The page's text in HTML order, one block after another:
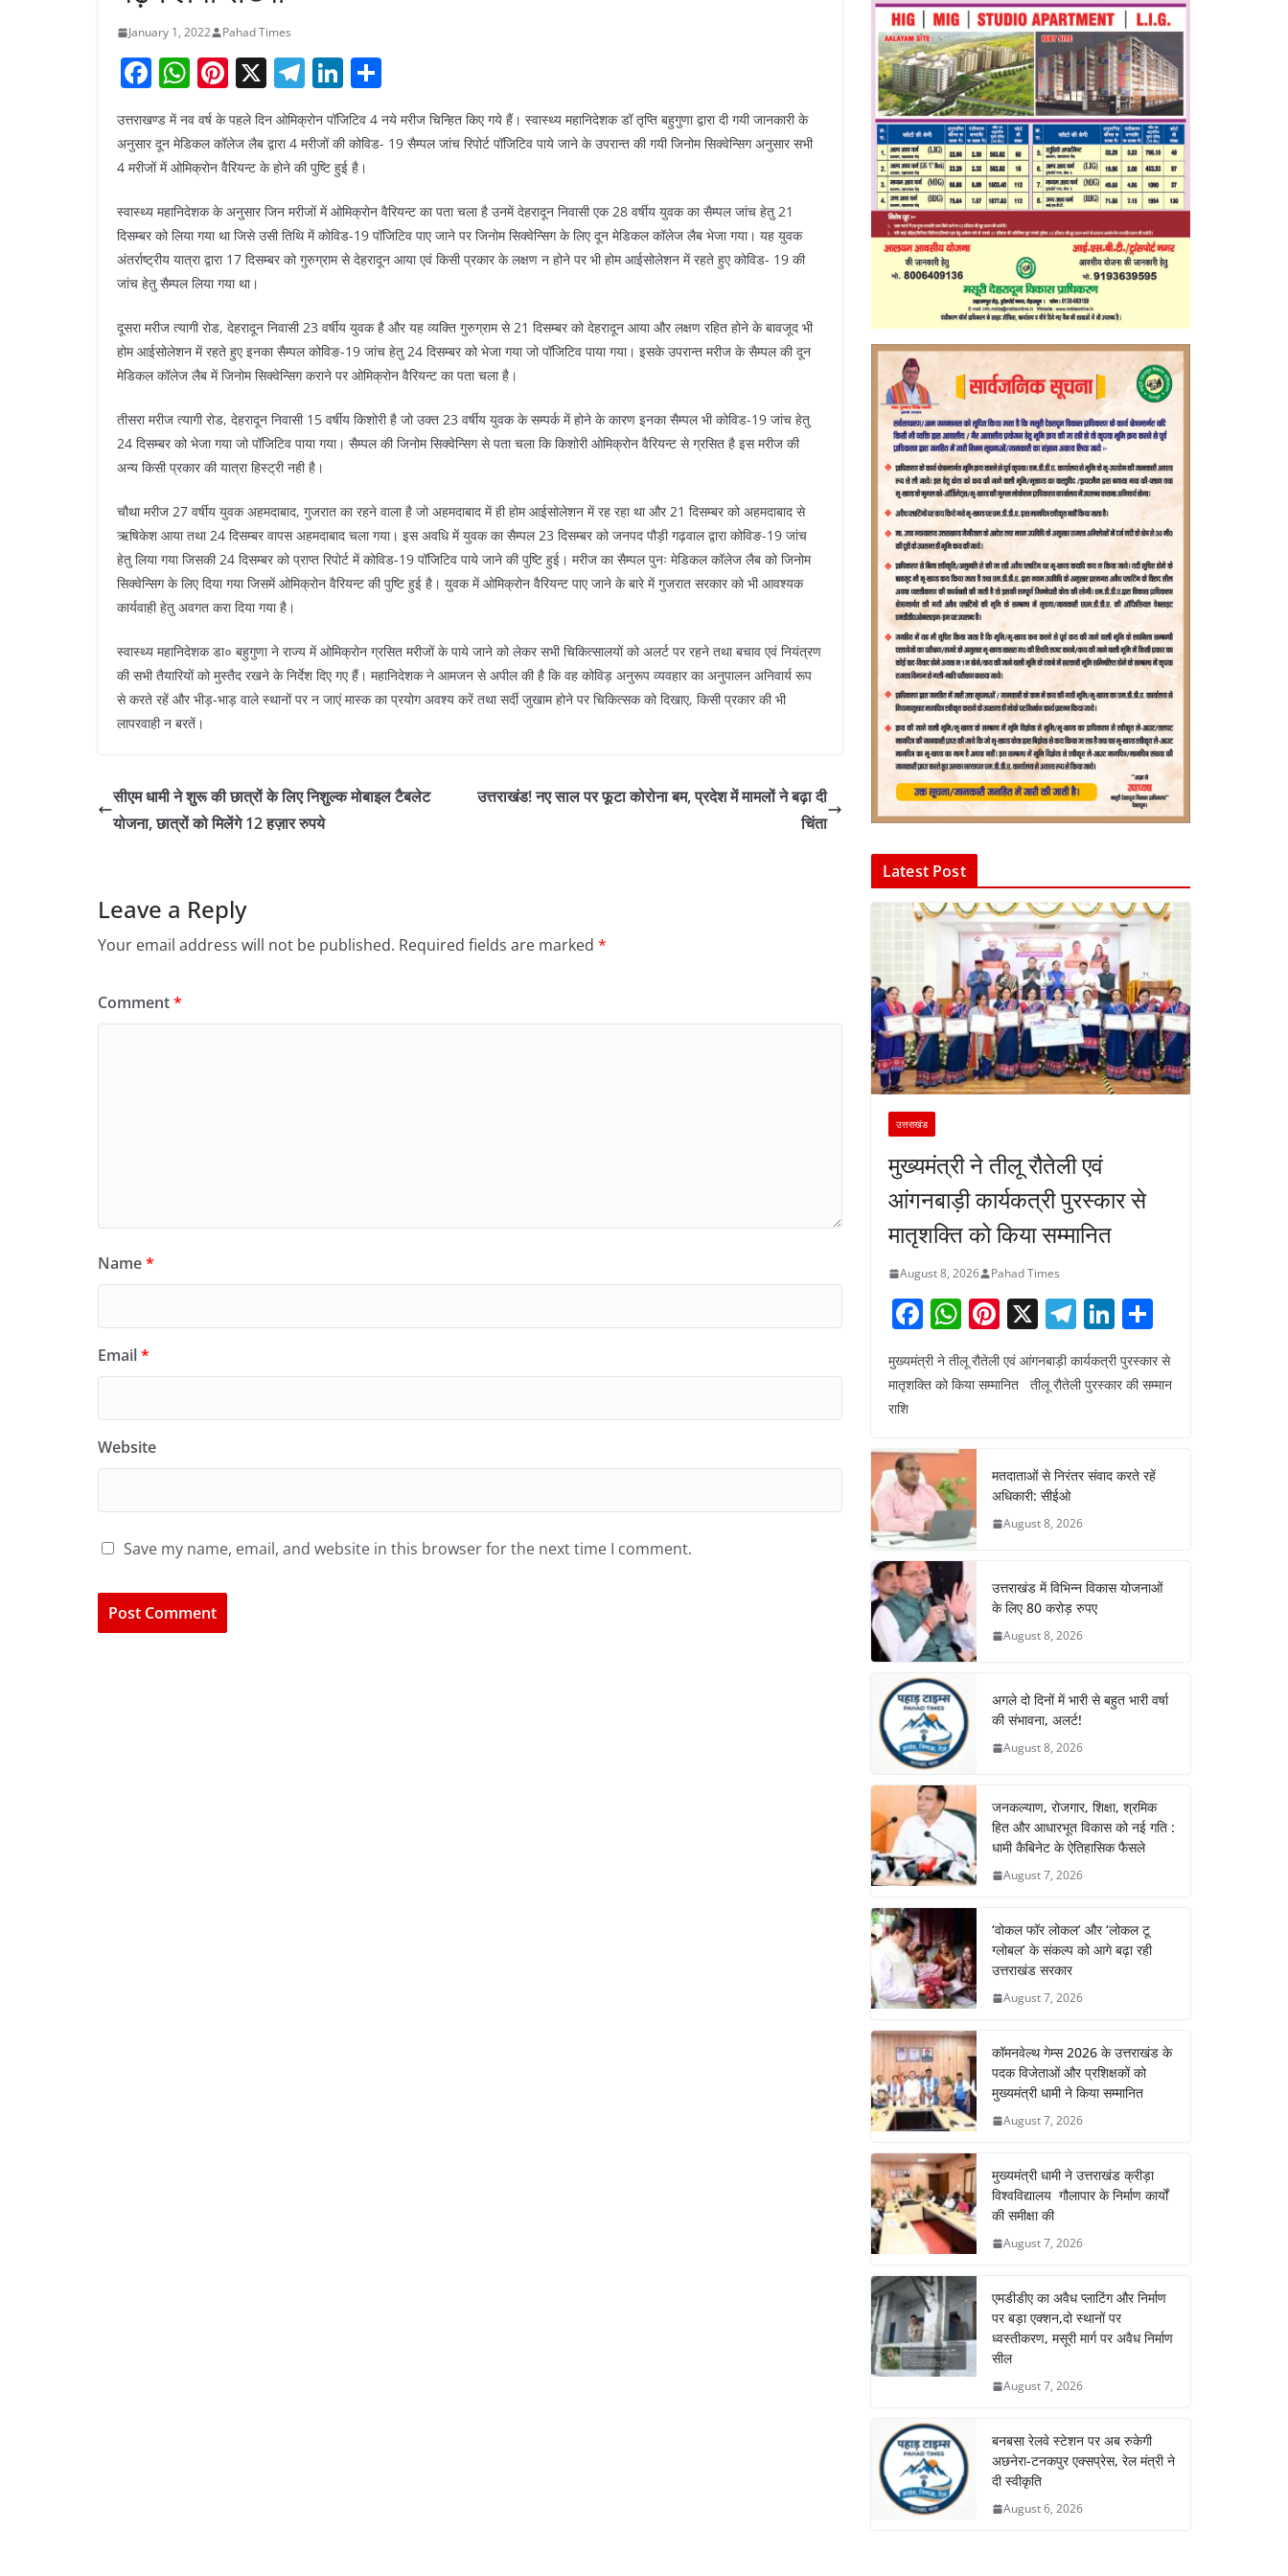
January 1, 2022 Pahad Times
F
c
e
o
o
k
W
at
s
p
p
Pi
nt
er
e
X T
el
e
gr
a
m
Li
n
k
e
dI
n
h
ar
उत्तराखण्ड में नव वर्ष के पहले दिन ओमिक्रोन पॉजिटिव 4 नये मरीज चिन्हित किए गये हैं। स्वास्थ्य महानिदेशक डॉ तृप्ति बहुगुणा द्वारा दी गयी जानकारी के
अनुसार दून मेडिकल कॉलेज लैब द्वारा 4 मरीजों की कोविड- 19 सैम्पल जांच रिपोर्ट पॉजिटिव पाये जाने के उपरान्त की गयी जिनोम सिक्वेन्सिग अनुसार सभी
4 मरीजों में ओमिक्रोन वैरियन्ट के होने की पुष्टि हुई है।
स्वास्थ्य महानिदेशक के अनुसार जिन मरीजों में ओमिक्रोन वैरियन्ट का पता चला है उनमें देहरादून निवासी एक 28 वर्षीय युवक का सैम्पल जांच हेतु 21
दिसम्बर को लिया गया था जिसे उसी तिथि में कोविड-19 पॉजिटिव पाए जाने पर जिनोम सिक्वेन्सिग के लिए दून मेडिकल कॉलेज लैब भेजा गया। यह युवक
अंतर्राष्ट्रीय यात्रा द्वारा 17 दिसम्बर को गुरुग्राम से देहरादून आया एवं किसी प्रकार के लक्षण न होने पर भी होम आईसोलेशन में रहते हुए कोविड- 19 की
जांच हेतु सैम्पल लिया गया था।
दूसरा मरीज त्यागी रोड, देहरादून निवासी 23 वर्षीय युवक है और यह व्यक्ति गुरुग्राम से 21 दिसम्बर को देहरादून आया और लक्षण रहित होने के बावजूद भी
होम आईसोलेशन में रहते हुए इनका सैम्पल कोविङ-19 जांच हेतु 24 दिसम्बर को भेजा गया जो पॉजिटिव पाया गया। इसके उपरान्त मरीज के सैम्पल की दून
मेडिकल कॉलेज लैब में जिनोम सिक्वेन्सिग कराने पर ओमिक्रोन वैरियन्ट का पता चला है।
तीसरा मरीज त्यागी रोड, देहरादून निवासी 15 वर्षीय किशोरी है जो उक्त 23 वर्षीय युवक के सम्पर्क में होने के कारण इनका सैम्पल भी कोविड-19 जांच हेतु
24 दिसम्बर को भेजा गया जो पॉजिटिव पाया गया। सैम्पल की जिनोम सिक्वेन्सिग से पता चला कि किशोरी ओमिक्रोन वैरियन्ट से ग्रसित है इस मरीज की
अन्य किसी प्रकार की यात्रा हिस्ट्री नही है।
चौथा मरीज 27 वर्षीय युवक अहमदाबाद, गुजरात का रहने वाला है जो अहमदाबाद में ही होम आईसोलेशन में रह रहा था और 21 दिसम्बर को अहमदाबाद से
ऋषिकेश आया तथा 24 दिसम्बर वापस अहमदाबाद चला गया। इस अवधि में युवक का सैम्पल 23 दिसम्बर को जनपद पौड़ी गढ़वाल द्वारा कोविङ-19 जांच
हेतु लिया गया जिसकी 24 दिसम्बर को प्राप्त रिपोर्ट में कोविड-19 पॉजिटिव पाये जाने की पुष्टि हुई। मरीज का सैम्पल पुनः मेडिकल कॉलेज लैब को जिनोम
सिक्वेन्सिग के लिए दिया गया जिसमें ओमिक्रोन वैरियन्ट की पुष्टि हुई है। युवक में ओमिक्रोन वैरियन्ट पाए जाने के बारे में गुजरात सरकार को भी आवश्यक
कार्यवाही हेतु अवगत करा दिया गया है।
स्वास्थ्य महानिदेशक डा० बहुगुणा ने राज्य में ओमिक्रोन ग्रसित मरीजों के पाये जाने को लेकर सभी चिकित्सालयों को अलर्ट पर रहने तथा बचाव एवं नियंत्रण
की सभी तैयारियों को मुस्तैद रखने के निर्देश दिए गए हैं। महानिदेशक ने आमजन से अपील की है कि वह कोविड़ अनुरूप व्यवहार का अनुपालन अनिवार्य रूप
से करते रहें और भीड़-भाड़ वाले स्थानों पर न जाएं मास्क का प्रयोग अवश्य करें तथा सर्दी जुखाम होने पर चिकित्सक को दिखाए, किसी प्रकार की भी
लापरवाही न बरतें।
सीएम धामी ने शुरू की छात्रों के लिए निशुल्क मोबाइल टैबलेट
योजना, छात्रों को मिलेंगे 12 हज़ार रुपये
उत्तराखंड! नए साल पर फूटा कोरोना बम, प्रदेश में मामलों ने बढ़ा दी
चिंता
Leave a Reply
Your email address will not be published. Required fields are marked *
Comment*
Name*
Email*
Website
Save my name, email, and website in this browser for the next time I comment.
Latest Post
उत्तराखंड
मुख्यमंत्री ने तीलू रौतेली एवं
आंगनबाड़ी कार्यकत्री पुरस्कार से
मातृशक्ति को किया सम्मानित
August 8, 2026 Pahad Times
F
a
c
o
o
k
W
h
at
p
p
Pi
nt
er
X T
el
e
gr
m
Li
n
k
n
h
ar
मुख्यमंत्री ने तीलू रौतेली एवं आंगनबाड़ी कार्यकत्री पुरस्कार से
मातृशक्ति को किया सम्मानित तीलू रौतेली पुरस्कार की सम्मान
राशि
मतदाताओं से निरंतर संवाद करते रहें
अधिकारी: सीईओ
August 8, 2026
उत्तराखंड में विभिन्न विकास योजनाओं
के लिए 80 करोड़ रुपए
August 8, 2026
अगले दो दिनों में भारी से बहुत भारी वर्षा
की संभावना, अलर्ट!
August 8, 2026
जनकल्याण, रोजगार, शिक्षा, श्रमिक
हित और आधारभूत विकास को नई गति :
धामी कैबिनेट के ऐतिहासिक फैसले
August 7, 2026
‘वोकल फॉर लोकल’ और ‘लोकल टू
ग्लोबल’ के संकल्प को आगे बढ़ा रही
उत्तराखंड सरकार
August 7, 2026
कॉमनवेल्थ गेम्स 2026 के उत्तराखंड के
पदक विजेताओं और प्रशिक्षकों को
मुख्यमंत्री धामी ने किया सम्मानित
August 7, 2026
मुख्यमंत्री धामी ने उत्तराखंड क्रीड़ा
विश्वविद्यालय गौलापार के निर्माण कार्यों
की समीक्षा की
August 7, 2026
एमडीडीए का अवैध प्लाटिंग और निर्माण
पर बड़ा एक्शन,दो स्थानों पर
ध्वस्तीकरण, मसूरी मार्ग पर अवैध निर्माण
सील
August 7, 2026
बनबसा रेलवे स्टेशन पर अब रुकेगी
अछनेरा-टनकपुर एक्सप्रेस, रेल मंत्री ने
दी स्वीकृति
August 6, 2026